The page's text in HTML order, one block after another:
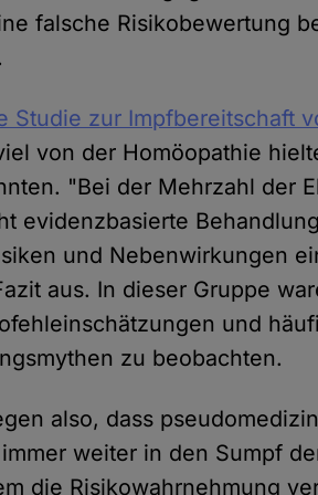
falsche Risikobewertung
Studie zur Impfbereitschaft
von der Homöopathie
"Bei der Mehrzahl der
evidenzbasierte
und Nebenwirkungen
aus. In dieser Gruppe
und
zu beobachten.
also, dass
weiter in den Sumpf
die Risikowahrnehmung